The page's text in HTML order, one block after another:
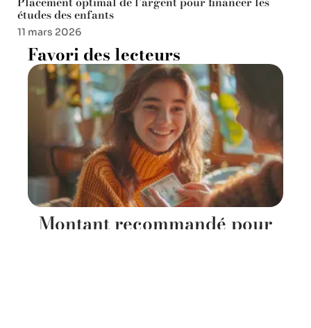
études des enfants
11 mars 2026
Favori des lecteurs
Montant recommandé pour